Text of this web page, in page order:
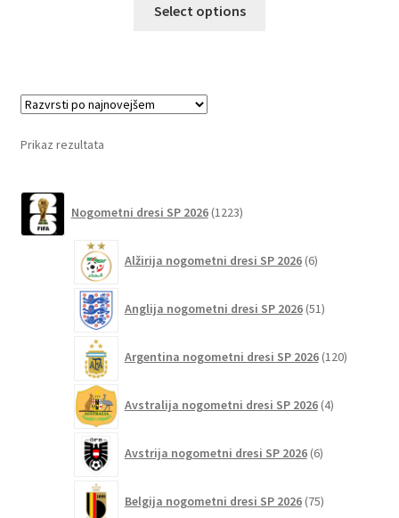
Select options
Prikaz rezultata
Nogometni dresi SP 2026 1223izdelkov
Alžirija nogometni dresi SP 2026 6izdelkov
Anglija nogometni dresi SP 2026 51izdelkov
Argentina nogometni dresi SP 2026 120izdelkov
Avstralija nogometni dresi SP 2026 4izdelki
Avstrija nogometni dresi SP 2026 6izdelkov
Belgija nogometni dresi SP 2026 75izdelkov